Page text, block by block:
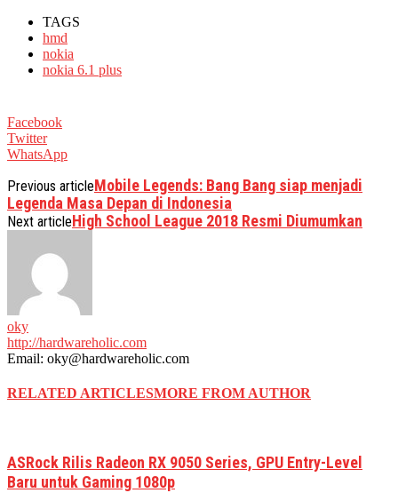
TAGS
hmd
nokia
nokia 6.1 plus
Facebook
Twitter
WhatsApp
Previous articleMobile Legends: Bang Bang siap menjadi
Legenda Masa Depan di Indonesia
Next articleHigh School League 2018 Resmi Diumumkan
oky
http://hardwareholic.com
Email: oky@hardwareholic.com
RELATED ARTICLESMORE FROM AUTHOR
ASRock Rilis Radeon RX 9050 Series, GPU Entry-Level
Baru untuk Gaming 1080p